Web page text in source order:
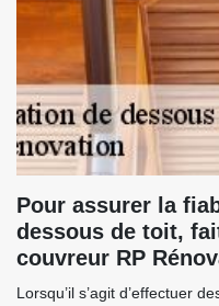
Pour assurer la
dessous de toit,
couvreur RP
Lorsqu’il s’agit d’effectuer